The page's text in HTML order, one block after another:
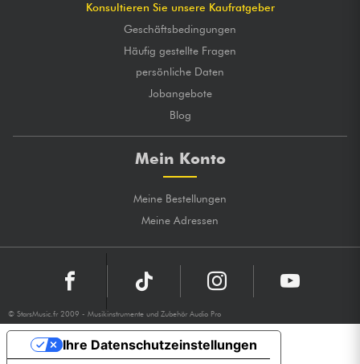
Konsultieren Sie unsere Kaufratgeber
Geschäftsbedingungen
Häufig gestellte Fragen
persönliche Daten
Jobangebote
Blog
Mein Konto
Meine Bestellungen
Meine Adressen
© StarsMusic.fr 2009 - Musikinstrumente und Zubehör Audio Pro
Ihre Datenschutzeinstellungen